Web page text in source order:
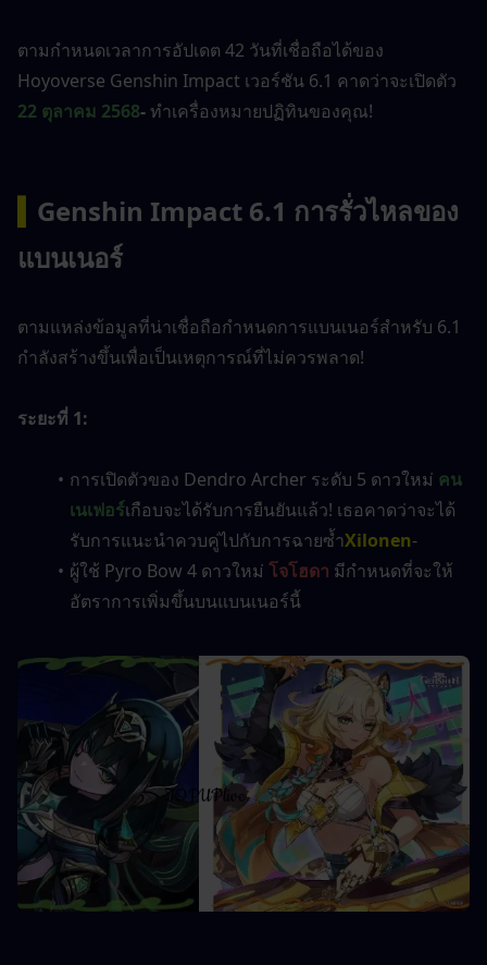
ตามกำหนดเวลาการอัปเดต 42 วันที่เชื่อถือได้ของ
Hoyoverse Genshin Impact เวอร์ชัน 6.1 คาดว่าจะเปิดตัว
22 ตุลาคม 2568- ทำเครื่องหมายปฏิทินของคุณ!
Genshin Impact 6.1 การรั่วไหลของ
แบนเนอร์
ตามแหล่งข้อมูลที่น่าเชื่อถือกำหนดการแบนเนอร์สำหรับ 6.1
กำลังสร้างขึ้นเพื่อเป็นเหตุการณ์ที่ไม่ควรพลาด!
ระยะที่ 1:
การเปิดตัวของ Dendro Archer ระดับ 5 ดาวใหม่ คน
เนเฟอร์เกือบจะได้รับการยืนยันแล้ว! เธอคาดว่าจะได้
รับการแนะนำควบคู่ไปกับการฉายซ้ำXilonen-
ผู้ใช้ Pyro Bow 4 ดาวใหม่ โจโฮดา มีกำหนดที่จะให้
อัตราการเพิ่มขึ้นบนแบนเนอร์นี้